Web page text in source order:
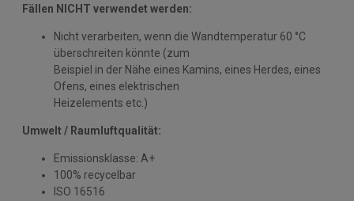
Fällen NICHT verwendet werden:
Nicht verarbeiten, wenn die Wandtemperatur 60 °C
überschreiten könnte (zum
Beispiel in der Nähe eines Kamins, eines Herdes, eines
Ofens, eines elektrischen
Heizelements etc.)
Umwelt / Raumluftqualität:
Emissionsklasse: A+
100% recycelbar
ISO 16516